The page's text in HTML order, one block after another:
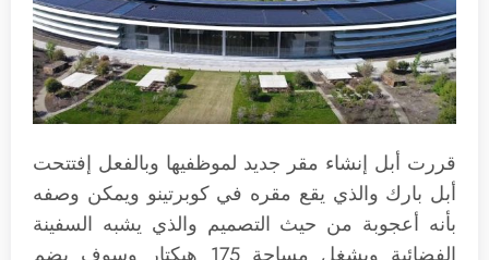
قررت أبل إنشاء مقر جديد لموظفيها وبالفعل إفتتحت
أبل بارك والذي يقع مقره في كوبرتينو ويمكن وصفه
بأنه أعجوبة من حيث التصميم والذي يشبه السفينة